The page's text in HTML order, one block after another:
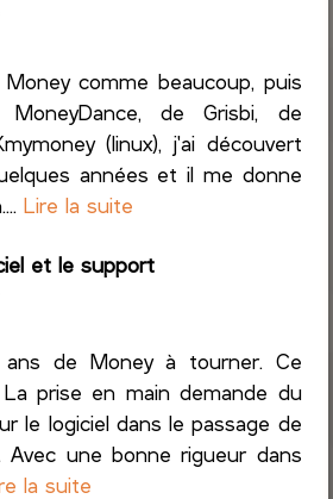
comme beaucoup, puis
de Grisbi, de
(linux), j'ai découvert
années et il me donne
Lire la suite
et le support
de Money à tourner. Ce
prise en main demande du
le logiciel dans le passage de
Avec une bonne rigueur dans
la suite